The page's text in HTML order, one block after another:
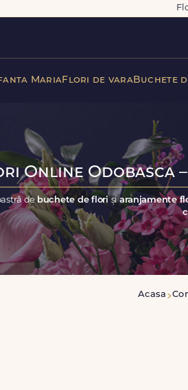
MariaFlori de varaBuchete
Online Odobasca
de buchete de flori șiaranjamente
Acasa